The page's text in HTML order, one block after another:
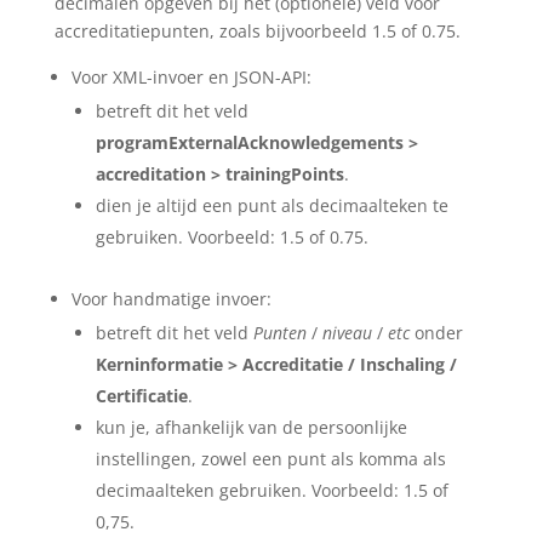
accreditatiepunten, zoals bijvoorbeeld 1.5 of 0.75.
Voor XML-invoer en JSON-API:
betreft dit het veld
programExternalAcknowledgements >
accreditation > trainingPoints.
dien je altijd een punt als decimaalteken te
gebruiken. Voorbeeld: 1.5 of 0.75.
Voor handmatige invoer:
betreft dit het veld Punten / niveau / etconder
Kerninformatie > Accreditatie / Inschaling /
Certificatie.
kun je, afhankelijk van de persoonlijke
instellingen, zowel een punt als komma als
decimaalteken gebruiken. Voorbeeld: 1.5 of
0,75.